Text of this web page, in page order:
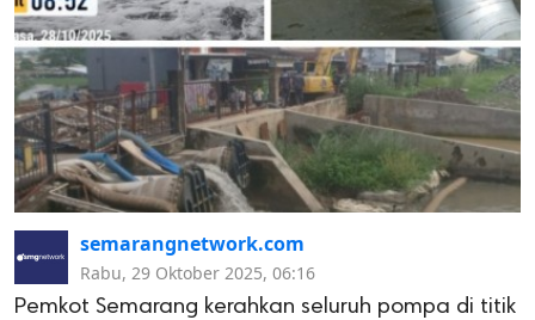
semarangnetwork.com
Rabu, 29 Oktober 2025, 06:16
Pemkot Semarang kerahkan seluruh pompa di titik